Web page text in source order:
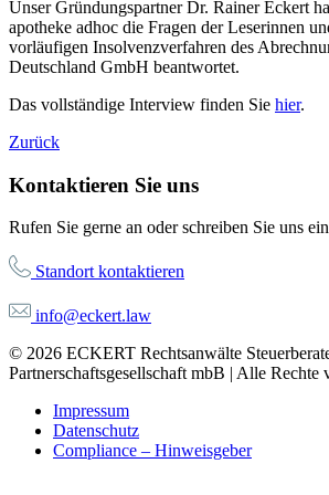
Unser Gründungspartner Dr. Rainer Eckert
apotheke adhoc die Fragen der Leserinnen
vorläufigen Insolvenzverfahren des
Deutschland GmbH beantwortet.
Das vollständige Interview finden Sie hier.
Zurück
Kontaktieren Sie uns
Rufen Sie gerne an oder schreiben Sie uns
Standort kontaktieren
info@eckert.law
© 2026 ECKERT Rechtsanwälte
Partnerschaftsgesellschaft mbB | Alle Rechte
Impressum
Datenschutz
Compliance – Hinweisgeber